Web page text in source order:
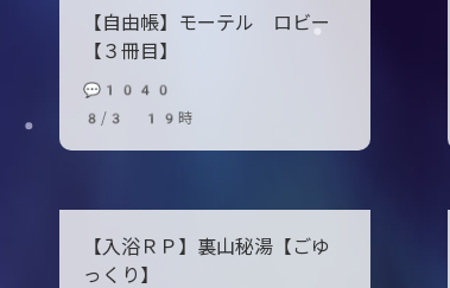
【自由帳】モーテル ロビー
【３冊目】
💬1040
8/3 19時
【入浴ＲＰ】裏山秘湯【ごゆ
っくり】